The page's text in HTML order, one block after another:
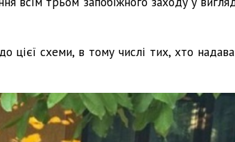
цієї схеми, в тому числі тих, хто